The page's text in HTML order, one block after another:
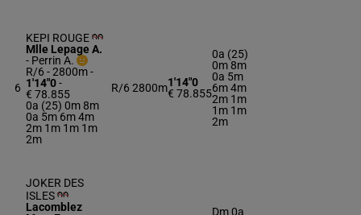
6
KEPI ROUGE
Mlle Lepage A.
- Perrin A.
R/6 - 2800m-
1'14"0-
€ 78.855
0a (25) 0m 8m
0a 5m 6m 4m
2m 1m 1m 1m
2m
R/6 2800m1'14"0
€ 78.855
0a (25)
0m 8m
0a 5m
6m 4m
2m 1m
1m 1m
2m
JOKER DES
ISLES
Lacomblez
Dm 0a